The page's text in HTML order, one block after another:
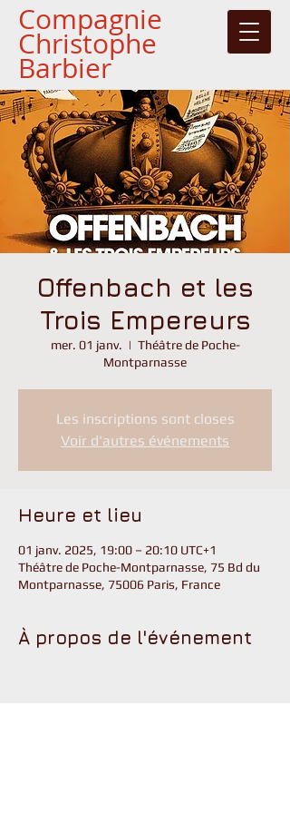
Compagnie
Christophe
Barbier
Offenbach et les
Trois Empereurs
mer. 01 janv.
  |
Théâtre de Poche-
Montparnasse
Les inscriptions sont closes
Voir d'autres événements
Heure et lieu
01 janv. 2025, 19:00 – 20:10 UTC+1
Théâtre de Poche-Montparnasse, 75 Bd du
Montparnasse, 75006 Paris, France
À propos de l'événement